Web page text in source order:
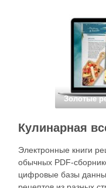
кухне. Главное — …
Золотые
Электронные книги
обычных PDF-
цифровые базы